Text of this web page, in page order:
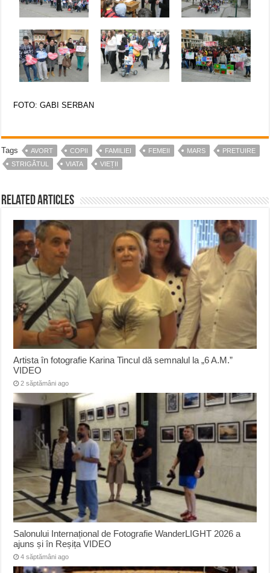
FOTO: GABI SERBAN
Tags AVORT COPII FAMILIEI FEMEII MARS
PRETUIRE
STRIGĂTUL
VIATA VIEȚII
Related Articles
Artista în fotografie Karina Tincul dă semnalul la „6 A.M.”
VIDEO
2 săptămâni ago
Salonului Internațional de Fotografie WanderLIGHT 2026 a
ajuns și în Reșița VIDEO
4 săptămâni ago